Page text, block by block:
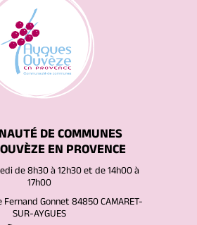
DE COMMUNES
EN PROVENCE
de 8h30 à 12h30 et de 14h00 à
17h00
Gonnet 84850 CAMARET-
SUR-AYGUES